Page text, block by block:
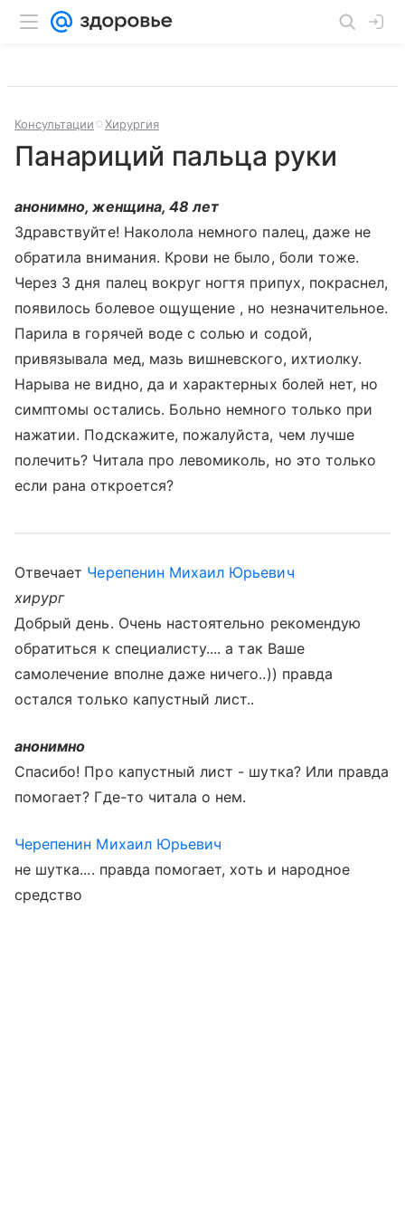
Консультации Хирургия
Панариций пальца руки
анонимно, женщина, 48 лет
Здравствуйте! Наколола немного палец, даже не
обратила внимания. Крови не было, боли тоже.
Через 3 дня палец вокруг ногтя припух, покраснел,
появилось болевое ощущение , но незначительное.
Парила в горячей воде с солью и содой,
привязывала мед, мазь вишневского, ихтиолку.
Нарыва не видно, да и характерных болей нет, но
симптомы остались. Больно немного только при
нажатии. Подскажите, пожалуйста, чем лучше
полечить? Читала про левомиколь, но это только
если рана откроется?
Отвечает Черепенин Михаил Юрьевич
хирург
Добрый день. Очень настоятельно рекомендую
обратиться к специалисту.... а так Ваше
самолечение вполне даже ничего..)) правда
остался только капустный лист..
анонимно
Спасибо! Про капустный лист - шутка? Или правда
помогает? Где-то читала о нем.
Черепенин Михаил Юрьевич
не шутка.... правда помогает, хоть и народное
средство